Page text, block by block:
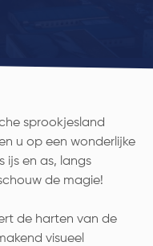
sprookjesland
u op een wonderlijke
ijs en as, langs
de magie!
de harten van de
visueel